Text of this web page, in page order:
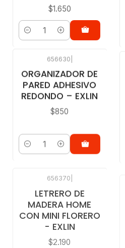
$1.650
Cantidad
656630 |
ORGANIZADOR DE
PARED ADHESIVO
REDONDO – EXLIN
$850
Cantidad
LETRERO DE
MADERA HOME
CON MINI FLORERO
- EXLIN